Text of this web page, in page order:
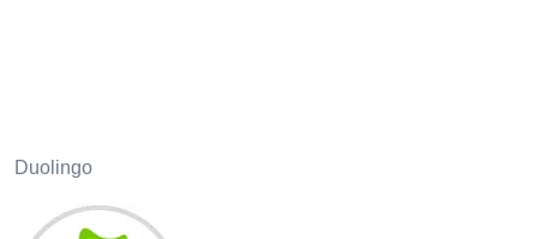
Duolingo